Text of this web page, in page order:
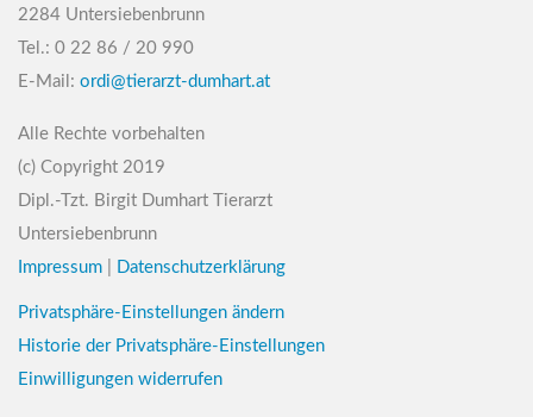
2284 Untersiebenbrunn
Tel.: 0 22 86 / 20 990
E-Mail: ordi@tierarzt-dumhart.at
Alle Rechte vorbehalten
(c) Copyright 2019
Dipl.-Tzt. Birgit Dumhart Tierarzt
Untersiebenbrunn
Impressum
Datenschutzerklärung
Privatsphäre-Einstellungen ändern
Historie der Privatsphäre-Einstellungen
Einwilligungen widerrufen